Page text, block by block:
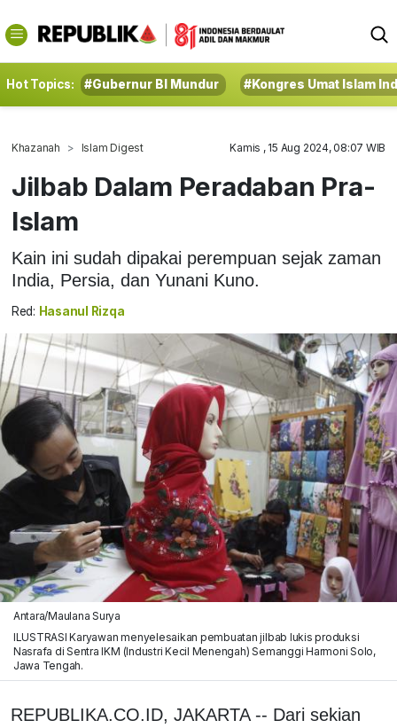
Hot Topics: #Gubernur BI Mundur #Kongres Umat Islam
Khazanah Islam Digest Kamis , 15 Aug 2024, 08:07 WIB
Jilbab Dalam Peradaban Pra-
Islam
Kain ini sudah dipakai perempuan sejak zaman
India, Persia, dan Yunani Kuno.
Red: Hasanul Rizqa
Antara/Maulana Surya
ILUSTRASI Karyawan menyelesaikan pembuatan jilbab lukis produksi
Nasrafa di Sentra IKM (Industri Kecil Menengah) Semanggi Harmoni Solo,
Jawa Tengah.
REPUBLIKA.CO.ID, JAKARTA -- Dari sekian